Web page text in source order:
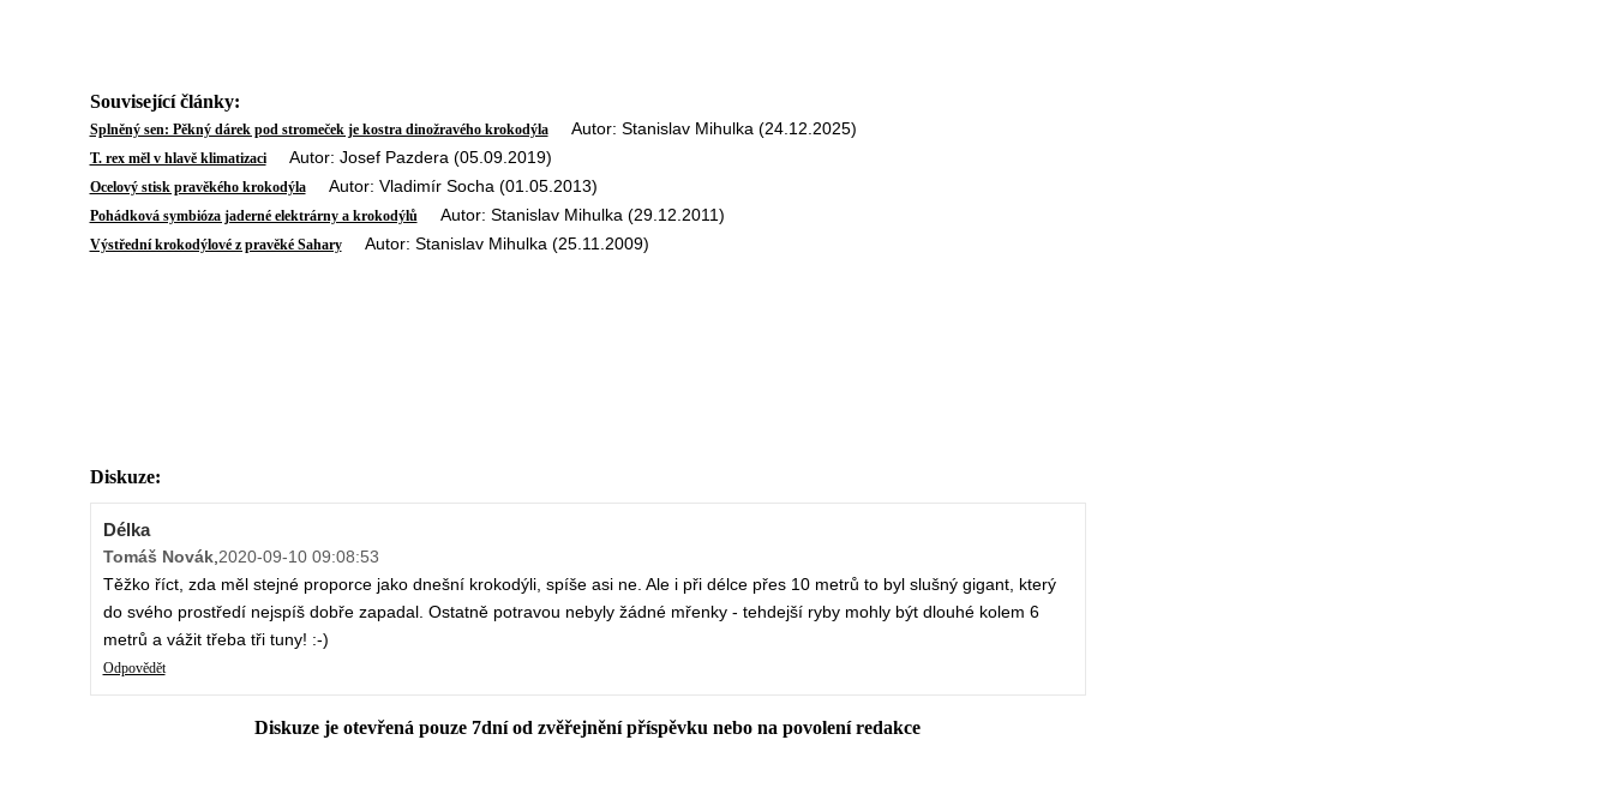
Související články:
Splněný sen: Pěkný dárek pod stromeček je kostra dinožravého krokodýlaAutor: Stanislav Mihulka (24.12.2025)
T. rex měl v hlavě klimatizaciAutor: Josef Pazdera (05.09.2019)
Ocelový stisk pravěkého krokodýlaAutor: Vladimír Socha (01.05.2013)
Pohádková symbióza jaderné elektrárny a krokodýlů Autor: Stanislav Mihulka (29.12.2011)
Výstřední krokodýlové z pravěké SaharyAutor: Stanislav Mihulka (25.11.2009)
Diskuze:
Délka
Tomáš Novák,2020-09-10 09:08:53
Těžko říct, zda měl stejné proporce jako dnešní krokodýli, spíše asi ne. Ale i při délce přes 10 metrů to byl slušný gigant, který
do svého prostředí nejspíš dobře zapadal. Ostatně potravou nebyly žádné mřenky - tehdejší ryby mohly být dlouhé kolem 6
metrů a vážit třeba tři tuny! :-)
Odpovědět
Diskuze je otevřená pouze 7dní od zvěřejnění příspěvku nebo na povolení redakce